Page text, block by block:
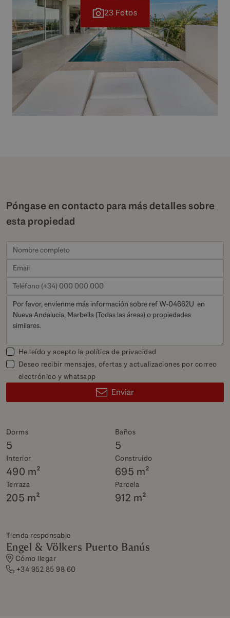
23 Fotos
Póngase en contacto para más detalles sobre
esta propiedad
Dorms
5
Baños
5
Interior
490 m²
Construido
695 m²
Terraza
205 m²
Parcela
912 m²
Tienda responsable
Engel & Völkers Puerto Banús
Cómo llegar
+34 952 85 98 60
He leído y acepto la política de privacidad
Deseo recibir mensajes, ofertas y actualizaciones por correo
electrónico y whatsapp
Enviar